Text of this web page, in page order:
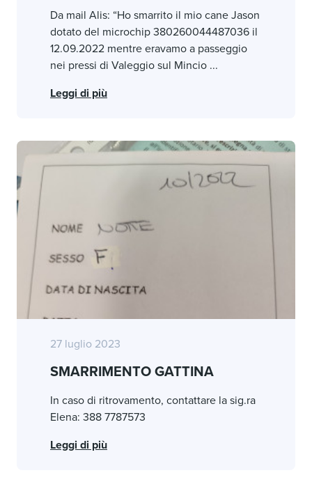
Da mail Alis: “Ho smarrito il mio cane Jason
dotato del microchip 380260044487036 il
12.09.2022 mentre eravamo a passeggio
nei pressi di Valeggio sul Mincio ...
Leggi di più
27 luglio 2023
SMARRIMENTO GATTINA
In caso di ritrovamento, contattare la sig.ra
Elena: 388 7787573
Leggi di più